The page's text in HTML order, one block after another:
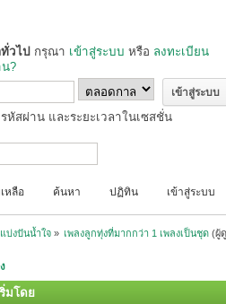
วไป กรุณา เข้าสู่ระบบ หรือ ลงทะเบียน
น?
หัสผ่าน และระยะเวลาในเซสชั่น
หลือ ค้นหา ปฏิทิน เข้าสู่ระบบ
บ่งปันน้ำใจ» เพลงลูกทุ่งที่มากกว่า 1 เพลงเป็นชุด (ผู้
ริ่มโดย